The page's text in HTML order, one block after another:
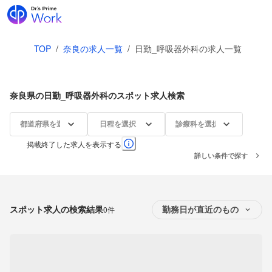
TOP / 奈良の求人一覧 / 日勤_呼吸器外科の求人一覧
奈良県の日勤_呼吸器外科のスポット求人検索
都道府県を選択 日程を選択 診療科を選択
掲載終了した求人を表示する
詳しい条件で探す
スポット求人の検索結果0件 勤務日が直近のもの